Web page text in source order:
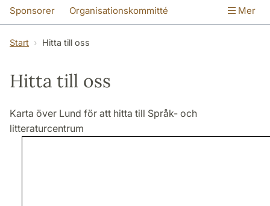
Sponsorer Organisationskommitté
Abstracts och workshopmaterial
Mer
Start Hitta till oss
Hitta till oss
Karta över Lund för att hitta till Språk- och
litteraturcentrum